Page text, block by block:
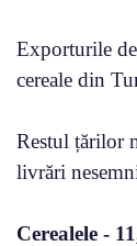
Exporturile
cereale din
Restul țărilor
livrări
Cerealele -